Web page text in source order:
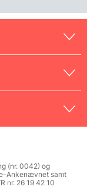
(nr. 0042) og
Ankenævnet samt
nr. 26 19 42 10